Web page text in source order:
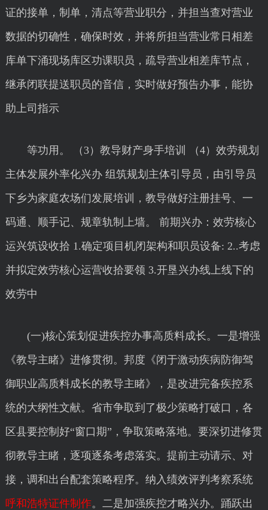
证的接单，制单，清点等营业职分，并担当查对营业
数据的切确性，确保时效，并将所担当营业常日相差
库单下涌现场库区功课职员，疏导营业相差库节点，
继承闭联提送职员的音信，实时做好预告办事，能协
助上司指示
等功用。 （3）教导财产身手培训 （4）效劳规划
主体发展外率化兴办 组筑规划主体引导员，由引导员
下乡为家庭农场们发展培训，教导做好注册挂号、一
码通、顺手记、规章轨制上墙。 前期兴办：效劳核心
运兴筑设收拾 1.确定项目机闭架构和职员设备: 2..考虑
并拟定效劳核心运营收拾要领 3.开垦兴办线上线下的
效劳中
(一)核心策划促进疾控办事高质料成长。一是增强
《教导主睹》进修贯彻。邦度《闭于激动疾病防御驾
御职业高质料成长的教导主睹》，是改进完备疾控系
统的大纲性文献。省市争取到了极少策略打破口，各
区县要控制好“窗口期”，争取策略落地。要深切进修贯
彻教导主睹，逐项逐条考虑落实。提前主动请示、对
接，调和出台配套策略程序。纳入绩效评判考察系统
呼和浩特证件制作。二是加强疾控才略兴办。踊跃出